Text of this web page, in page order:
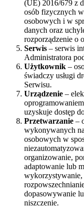
(UE) 2016/679 z
osób fizycznych
osobowych i w
danych oraz
rozporządzenie o
Serwis – serwis
Administratora
Użytkownik –
świadczy usługi
Serwisu.
Urządzenie –
uzyskuje dostęp
Przetwarzanie –
wykonywanych
osobowych w
organizowanie,
adaptowanie lub
wykorzystywanie,
dopasowywanie
niszczenie.